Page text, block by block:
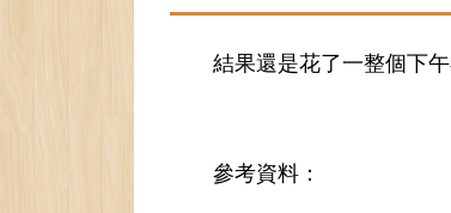
結果還是花了一整個下
參考資料：